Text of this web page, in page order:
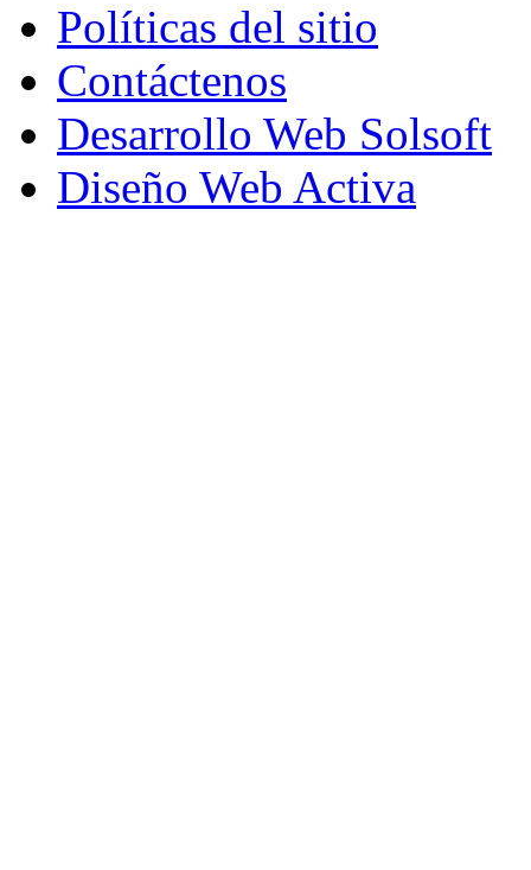
Políticas del sitio
Contáctenos
Desarrollo Web Solsoft
Diseño Web Activa